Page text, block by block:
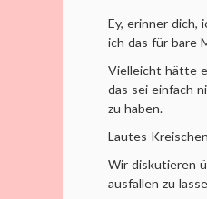
Ey, erinner dich,
ich das für bare
Vielleicht hätte
das sei einfach
zu haben.
Lautes
Wir diskutieren
ausfallen zu